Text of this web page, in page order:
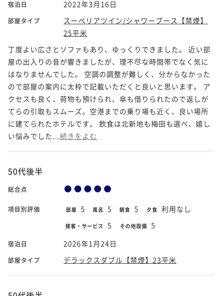
宿泊日 2022年3月16日
部屋タイプ
スーペリアツイン/シャワーブース【禁煙】
25平米
丁度よい広さとソファもあり、ゆっくりできました。 近い部
屋の出入りの音が響きましたが、理不尽な時間帯でなく気に
はなりませんでした。 空調の調整が難しく、分からなかった
ので部屋の案内に太枠で記載いただくと良いと思います。 ア
クセスも良く、荷物も預けられ、傘も借りられたので返しが
てらの引取もスムーズ。空港までの乗り場も近く、良い場所
に建てられたホテルです。 飲食は北新地も梅田も選べ、嬉し
い悩みでした... 続きをよむ
50代後半
総合点
項目別評価 部屋 5 風呂 5 朝食 5 夕食 利用なし
接客・サービス 5 その他設備 5
宿泊日 2026年1月24日
部屋タイプ デラックスダブル【禁煙】23平米